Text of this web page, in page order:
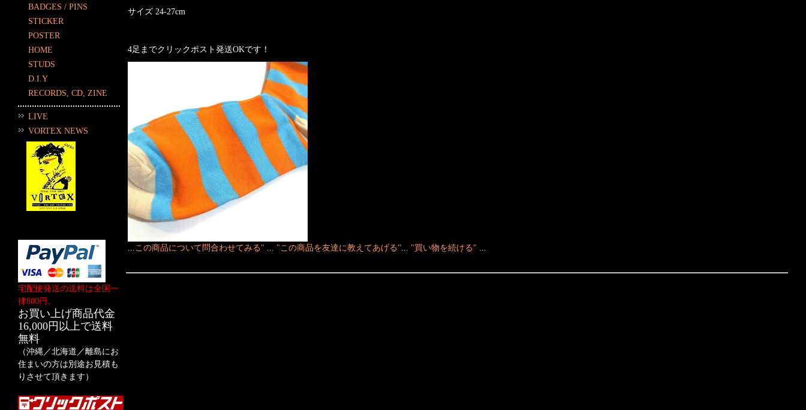
BADGES / PINS
STICKER
POSTER
HOME
STUDS
D.I.Y
RECORDS, CD, ZINE
LIVE
VORTEX NEWS
宅配便発送の送料は全国一
律800円。
お買い上げ商品代金
16,000円以上で送料
無料
（沖縄／北海道／離島にお
住まいの方は別途お見積も
りさせて頂きます）
サイズ 24-27cm
4足までクリックポスト発送OKです！
...この商品について問合わせてみる" ... "この商品を友達に教えてあげる”... "買い物を続ける" ...